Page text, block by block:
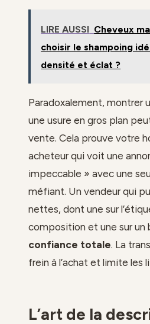
LIRE AUSSI Cheveux
choisir le shampoing
densité et éclat ?
Paradoxalement, montrer
une usure en gros plan
vente. Cela prouve votre
acheteur qui voit une
impeccable » avec une
méfiant. Un vendeur qui
nettes, dont une sur
composition et une sur un
confiance totale. La
frein à l’achat et limite les
L’art de la